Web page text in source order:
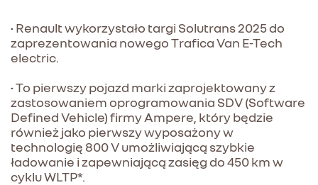
• Renault wykorzystało targi Solutrans 2025 do
zaprezentowania nowego Trafica Van E-Tech
electric.
• To pierwszy pojazd marki zaprojektowany z
zastosowaniem oprogramowania SDV (Software
Defined Vehicle) firmy Ampere, który będzie
również jako pierwszy wyposażony w
technologię 800 V umożliwiającą szybkie
ładowanie i zapewniającą zasięg do 450 km w
cyklu WLTP*.